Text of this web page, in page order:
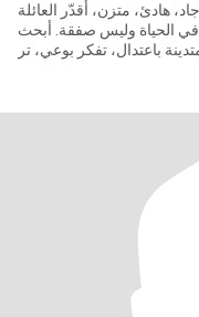
ليبيا عنّي: شخص جاد، هادئ، متزن، أقدّر العائلة
في الحياة وليس صفقة. أبحث
باعتدال، تفكر بوعي، تر